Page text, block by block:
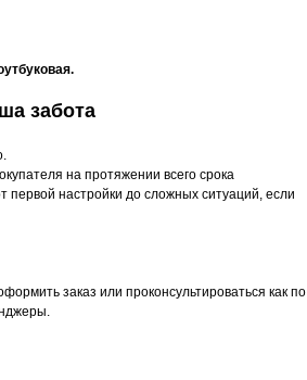
забота
на протяжении всего срока
первой настройки до сложных ситуаций, если
заказ или проконсультироваться как по